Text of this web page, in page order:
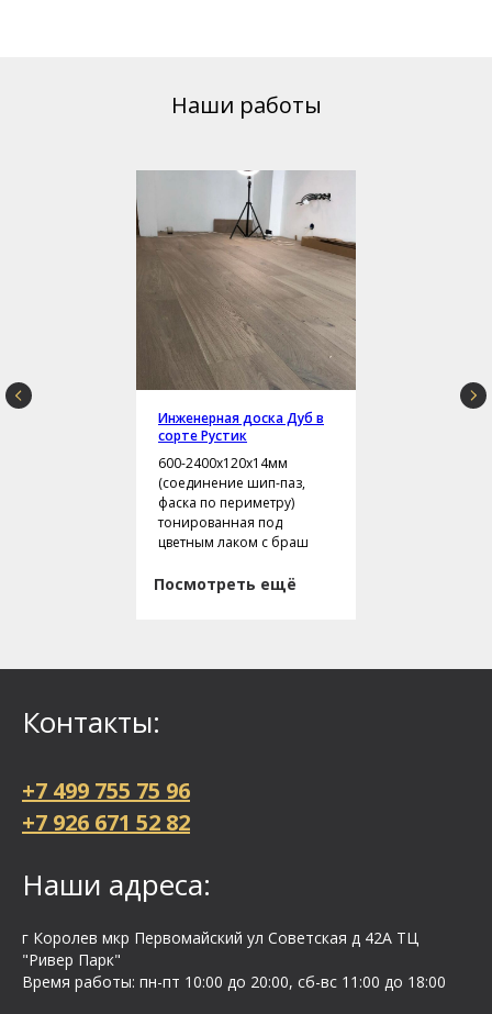
Наши работы
Инженерная доска Дуб в
сорте Рустик
600-2400х120х14мм
(соединение шип-паз,
фаска по периметру)
тонированная под
цветным лаком с браш
Посмотреть ещё
Контакты:
+7 499 755 75 96
+7 926 671 52 82
Наши адреса:
г Королев мкр Первомайский ул Cоветская д 42А ТЦ
"Ривер Парк"
Время работы: пн-пт 10:00 до 20:00, сб-вс 11:00 до 18:00